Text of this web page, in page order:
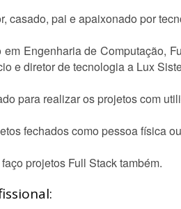
casado, pai e apaixonado por
Engenharia de Computação,
e diretor de tecnologia a Lux
para realizar os projetos com
fechados como pessoa física
projetos Full Stack também.